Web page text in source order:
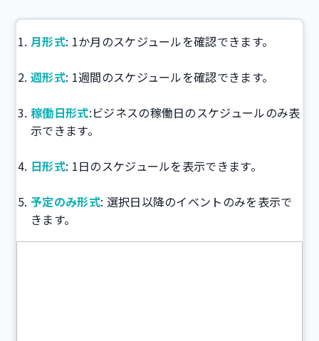
月形式: 1か月のスケジュールを確認できます。
週形式: 1週間のスケジュールを確認できます。
稼働日形式:ビジネスの稼働日のスケジュールのみ表
示できます。
日形式: 1日のスケジュールを表示できます。
予定のみ形式: 選択日以降のイベントのみを表示で
きます。